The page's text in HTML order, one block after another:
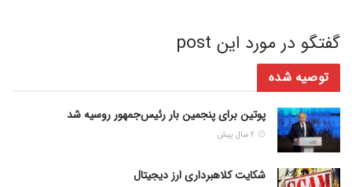
گفتگو در مورد این post
توصیه شده
پوتین برای پنجمین بار رئیس‌جمهور روسیه شد
شکایت کلاهبرداری ارز دیجیتال